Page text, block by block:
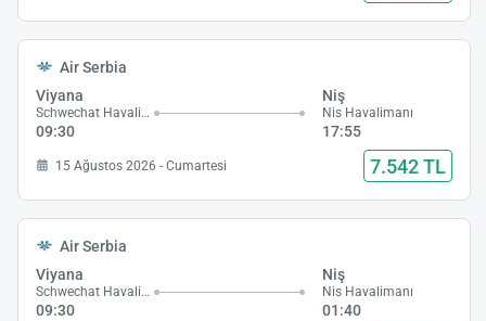
Air Serbia
Viyana
Schwechat Havalimanı
09:30
Niş
Nis Havalimanı
17:55
15 Ağustos 2026 - Cumartesi 7.542 TL
Air Serbia
Viyana
Schwechat Havalimanı
09:30
Niş
Nis Havalimanı
01:40